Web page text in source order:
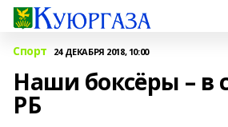
Спорт 24 ДЕКАБРЯ 2018, 10:00
Наши боксёры – в
РБ